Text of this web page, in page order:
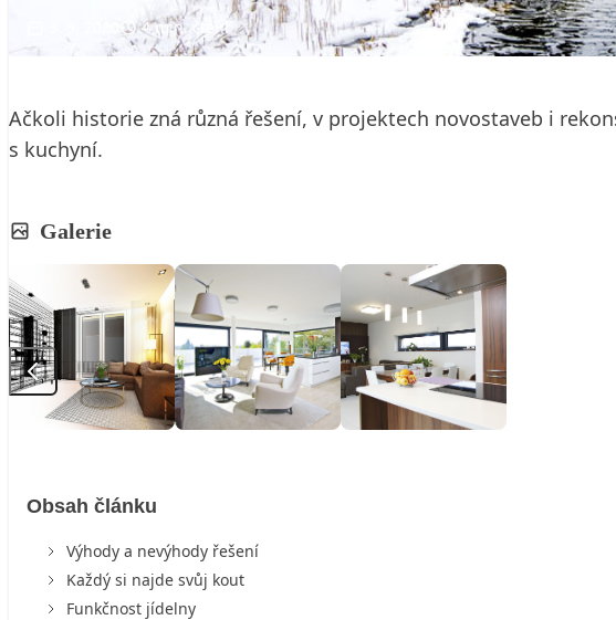
4 min. čtení
Ačkoli historie zná různá řešení, v projektech novostaveb i
s kuchyní.
Galerie
Obsah článku
Výhody a nevýhody řešení
Každý si najde svůj kout
Funkčnost jídelny